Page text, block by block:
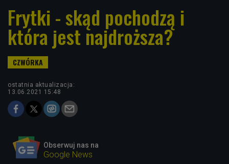
Frytki - skąd pochodzą i
która jest najdroższa?
ostatnia aktualizacja:
13.06.2021 15:48
Obserwuj nas na
Google News